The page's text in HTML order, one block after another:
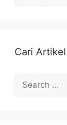
Cari Artikel
Search
for: